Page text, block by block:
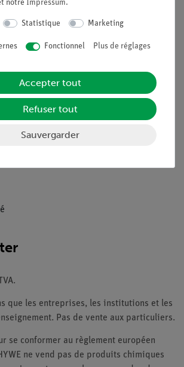
que les entreprises, les institutions et les
Pas de vente aux particuliers.
se conformer au règlement européen
ne vend pas de produits chimiques
notre Impressum.
Statistique Marketing
Fonctionnel Plus de réglages
Accepter tout
Refuser tout
Sauvergarder